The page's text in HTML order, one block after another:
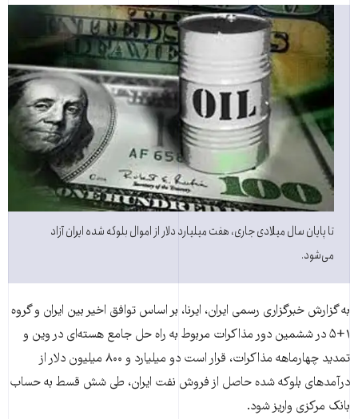
تا پایان سال میلادی جاری، هفت میلیارد دلار از اموال بلوکه شده ایران آزاد
می‌شود.
به گزارش خبرگزاری رسمی ایران، ایرنا، بر اساس توافق اخیر بین ایران و گروه
۱+۵ در ششمین دور مذاکرات مربوط به راه حل جامع هسته‌ای در وین و
تمدید چهارماهه مذاکرات، قرار است دو میلیارد و ۸۰۰ میلیون دلار از
درآمدهای بلوکه شده حاصل از فروش نفت ایران، طی شش قسط به حساب
بانک مرکزی واریز شود.